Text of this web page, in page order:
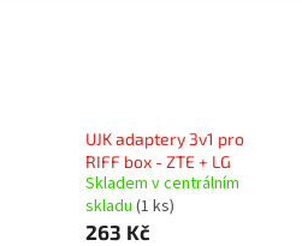
UJK adaptery 3v1 pro
RIFF box - ZTE + LG
Skladem v centrálním
skladu (1 ks)
263 Kč